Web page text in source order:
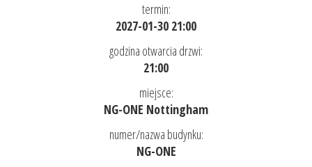
termin:
2027-01-30 21:00
godzina otwarcia drzwi:
21:00
miejsce:
NG-ONE Nottingham
numer/nazwa budynku:
NG-ONE